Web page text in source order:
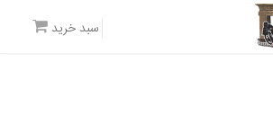
سبد خرید